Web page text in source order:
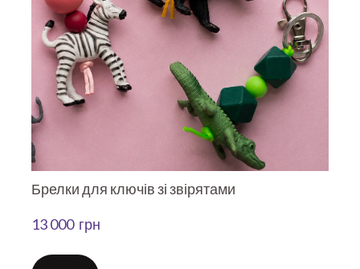
Брелки для ключів зі звірятами
13 000  грн